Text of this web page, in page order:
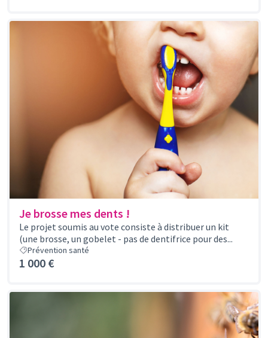
Je brosse mes dents !
Le projet soumis au vote consiste à distribuer un kit
(une brosse, un gobelet - pas de dentifrice pour des...
Prévention santé
1 000 €